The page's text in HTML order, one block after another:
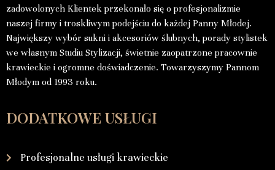
zadowolonych Klientek przekonało się o profesjonalizmie
naszej firmy i troskliwym podejściu do każdej Panny Młodej.
Największy wybór sukni i akcesoriów ślubnych, porady stylistek
we własnym Studiu Stylizacji, świetnie zaopatrzone pracownie
krawieckie i ogromne doświadczenie. Towarzyszymy Pannom
Młodym od 1993 roku.
DODATKOWE USŁUGI
Profesjonalne usługi krawieckie